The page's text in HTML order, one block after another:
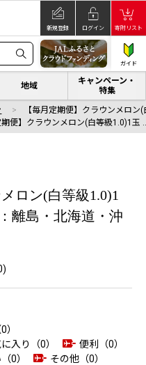
新規登録 ログイン 寄附リスト
ガイド
地域
キャンペーン・
特集
【毎月定期便】クラウンメロ
期便】クラウンメロン(白等級1.0)1玉
ロン(白等級1.0)1
離島・北海道・沖
)
）
入り（0）
便利（0）
0） その他（0）